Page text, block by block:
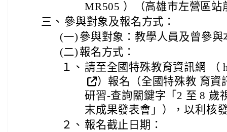
MR505 ）（高雄市左營區站
三、 參與對象及報名方式：
(一) 參與對象：教學人員及曾參
(二) 報名方式：
１、 請至全國特殊教育資訊網 （
）報名（全國特殊教 育資
研習-查詢關鍵字「2 至 8 歲
末成果發表會」），以利核
２、 報名截止日期：